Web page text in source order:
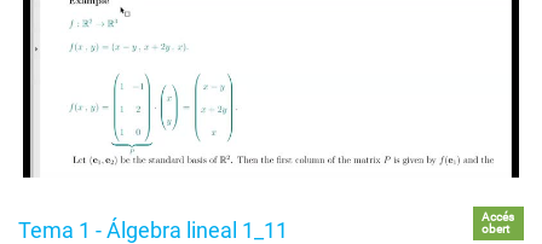
Tema 1 - Álgebra lineal 1_11
Accés
obert